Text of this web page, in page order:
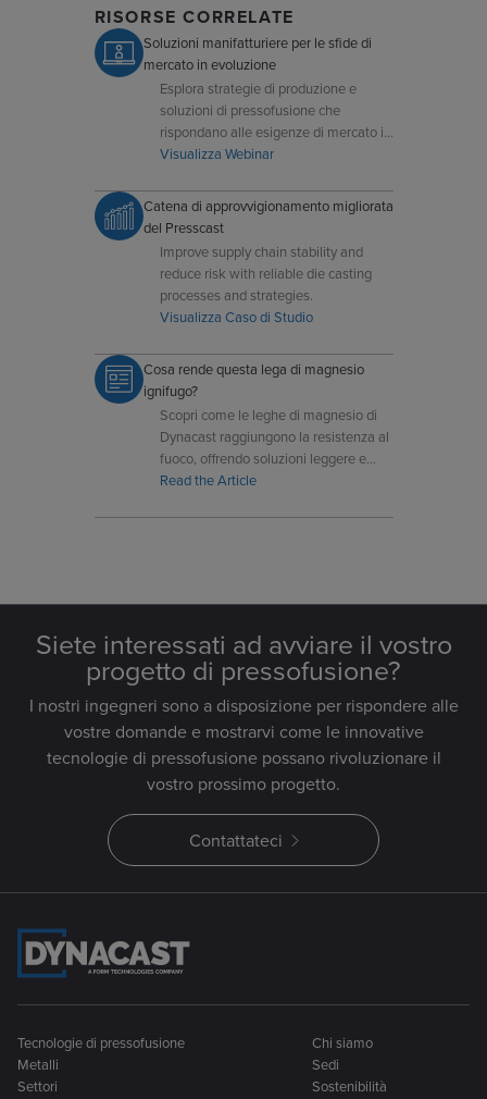
RISORSE CORRELATE
Soluzioni manifatturiere per le sfide di
mercato in evoluzione
Esplora strategie di produzione e
soluzioni di pressofusione che
rispondano alle esigenze di mercato in
evoluzione di oggi.
Visualizza Webinar
Catena di approvvigionamento migliorata
del Presscast
Improve supply chain stability and
reduce risk with reliable die casting
processes and strategies.
Visualizza Caso di Studio
Cosa rende questa lega di magnesio
ignifugo?
Scopri come le leghe di magnesio di
Dynacast raggiungono la resistenza al
fuoco, offrendo soluzioni leggere e
sicure per applicazioni ingegneristiche
Read the Article
Siete interessati ad avviare il vostro
progetto di pressofusione?
I nostri ingegneri sono a disposizione per rispondere alle
vostre domande e mostrarvi come le innovative
tecnologie di pressofusione possano rivoluzionare il
vostro prossimo progetto.
Contattateci
Tecnologie di pressofusione
Metalli
Settori
Chi siamo
Sedi
Sostenibilità